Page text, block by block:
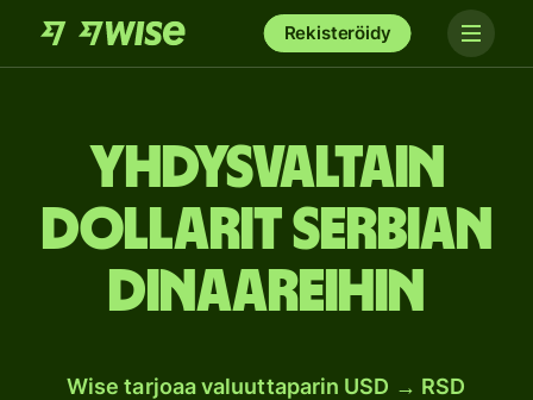
Rekisteröidy
Yhdysvaltain
dollarit Serbian
dinaareihin
Wise tarjoaa valuuttaparin USD → RSD